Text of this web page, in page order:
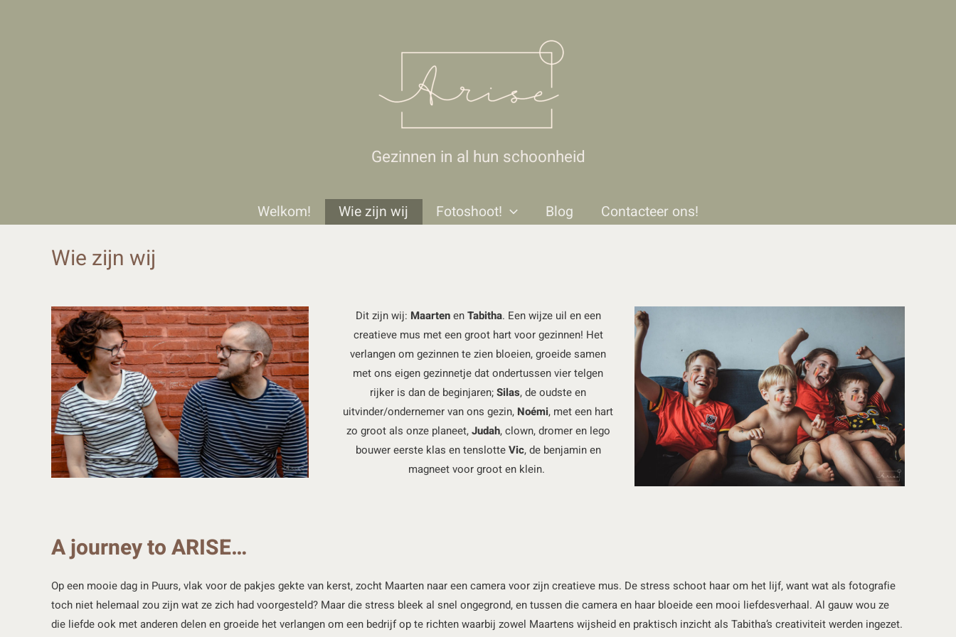
Gezinnen in al hun schoonheid
Welkom! Wie zijn wij Fotoshoot! Blog Contacteer ons!
Wie zijn wij
Dit zijn wij: MaartenenTabitha. Een wijze uil en een
creatieve mus met een groot hart voor gezinnen! Het
verlangen om gezinnen te zien bloeien, groeide samen
met ons eigen gezinnetje dat ondertussen vier telgen
rijker is dan de beginjaren;Silas, de oudste en
uitvinder/ondernemer van ons gezin, Noémi, met een hart
zo groot als onze planeet,Judah, clown, dromer en lego
bouwer eerste klas en tenslotteVic, de benjamin en
magneet voor groot en klein.
A journey to ARISE…
Op een mooie dag in Puurs, vlak voor de pakjes gekte van kerst, zocht Maarten naar een camera voor zijn creatieve mus. De stress schoot haar om het lijf, want wat als fotografie
toch niet helemaal zou zijn wat ze zich had voorgesteld? Maar die stress bleek al snel ongegrond, en tussen die camera en haar bloeide een mooi liefdesverhaal. Al gauw wou ze
die liefde ook met anderen delen en groeide het verlangen om een bedrijf op te richten waarbij zowel Maartens wijsheid en praktisch inzicht als Tabitha’s creativiteit werden ingezet.